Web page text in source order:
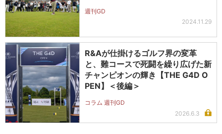
週刊GD
2024.11.29
R&Aが仕掛けるゴルフ界の変革
と、難コースで死闘を繰り広げた新
チャンピオンの輝き【THE G4D O
PEN】＜後編＞
コラム 週刊GD
2026.6.3